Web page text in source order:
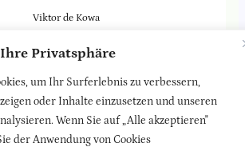
Privatsphäre
um Ihr Surferlebnis zu verbessern,
oder Inhalte einzusetzen und unseren
Wenn Sie auf „Alle akzeptieren"
der Anwendung von Cookies
Viktor de Kowa
summt und brummt dort hingebungsvoll.
Zurück zur Blog-Seite